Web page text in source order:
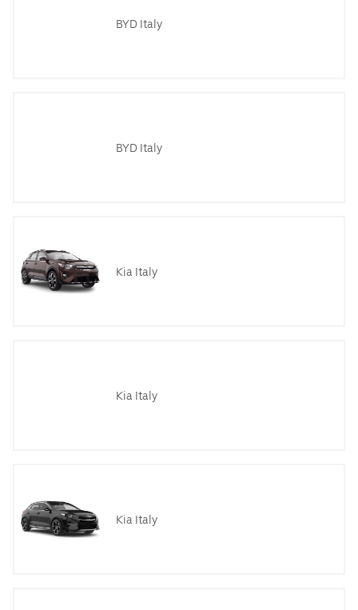
BYD Italy
BYD Italy
Kia Italy
Kia Italy
Kia Italy